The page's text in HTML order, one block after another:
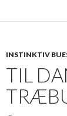
INSTINKTIV
TIL